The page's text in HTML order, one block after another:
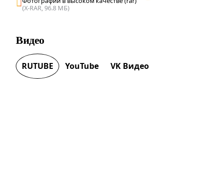
(X-RAR, 96.8 МБ)
Видео
RUTUBE YouTube VK Видео